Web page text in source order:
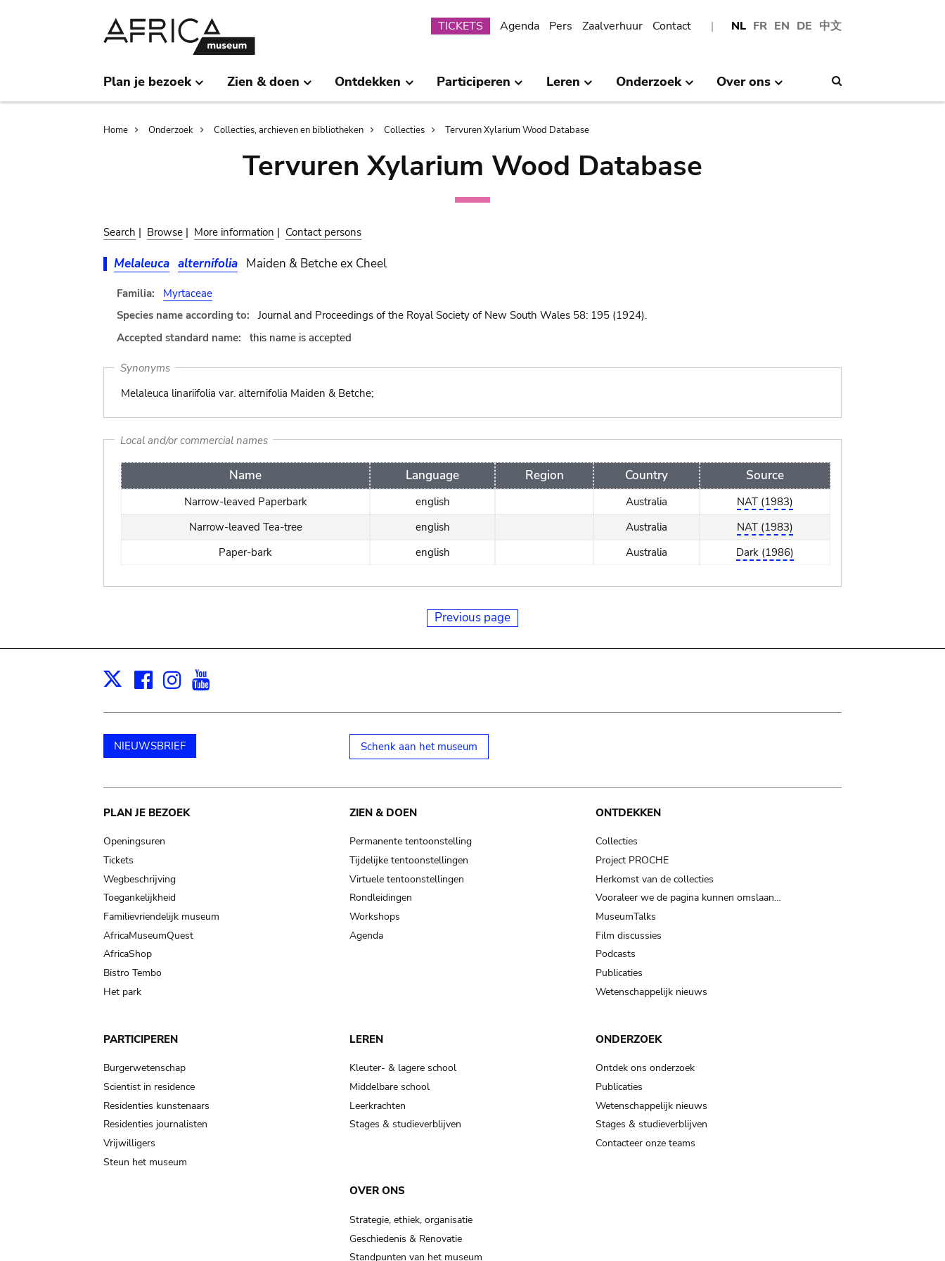
NL FR EN DE 中文
Submenu
TICKETS Agenda Pers Zaalverhuur Contact
Plan je bezoek Zien & doen Ontdekken Participeren Leren Onderzoek Over ons
Breadcrumb
Home Onderzoek Collecties, archieven en bibliotheken Collecties Tervuren Xylarium Wood Database
Tervuren Xylarium Wood Database
Search | Browse | More information | Contact persons
Melaleuca alternifolia Maiden & Betche ex Cheel
Familia:
Myrtaceae
Species name according to:
Journal and Proceedings of the Royal Society of New South Wales 58: 195 (1924).
Accepted standard name:
this name is accepted
Synonyms
Melaleuca linariifolia var. alternifolia Maiden & Betche;
Local and/or commercial names
Name Language Region Country Source
Narrow-leaved Paperbark english Australia
NAT (1983)
Narrow-leaved Tea-tree
english Australia
NAT (1983)
Paper-bark
english Australia Dark (1986)
Previous page
X Facebook
Instagram
NIEUWSBRIEF Schenk aan het museum
Main
navigation
PLAN JE BEZOEK
Openingsuren
Tickets
Wegbeschrijving
Toegankelijkheid
Familievriendelijk museum
AfricaMuseumQuest
AfricaShop
Bistro Tembo
Het park
ZIEN & DOEN
Permanente tentoonstelling
Tijdelijke tentoonstellingen
Virtuele tentoonstellingen
Rondleidingen
Workshops
Agenda
ONTDEKKEN
Collecties
Project PROCHE
Herkomst van de collecties
Vooraleer we de pagina kunnen omslaan…
MuseumTalks
Film discussies
Podcasts
Publicaties
Wetenschappelijk nieuws
PARTICIPEREN
Burgerwetenschap
Scientist in residence
Residenties kunstenaars
Residenties journalisten
Vrijwilligers
Steun het museum
LEREN
Kleuter- & lagere school
Middelbare school
Leerkrachten
Stages & studieverblijven
ONDERZOEK
Ontdek ons onderzoek
Publicaties
Wetenschappelijk nieuws
Stages & studieverblijven
Contacteer onze teams
OVER ONS
Strategie, ethiek, organisatie
Geschiedenis & Renovatie
Standpunten van het museum